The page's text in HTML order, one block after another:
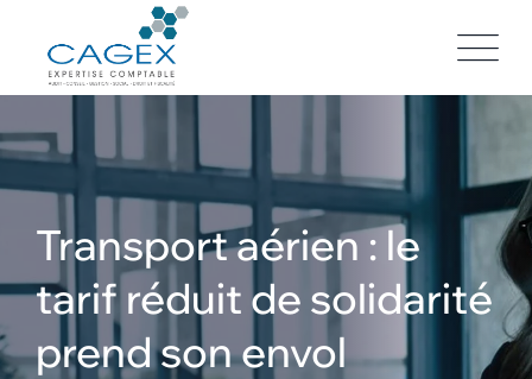
content
Transport aérien : le
tarif réduit de solidarité
prend son envol